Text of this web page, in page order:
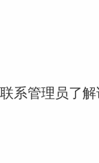
系管理员了